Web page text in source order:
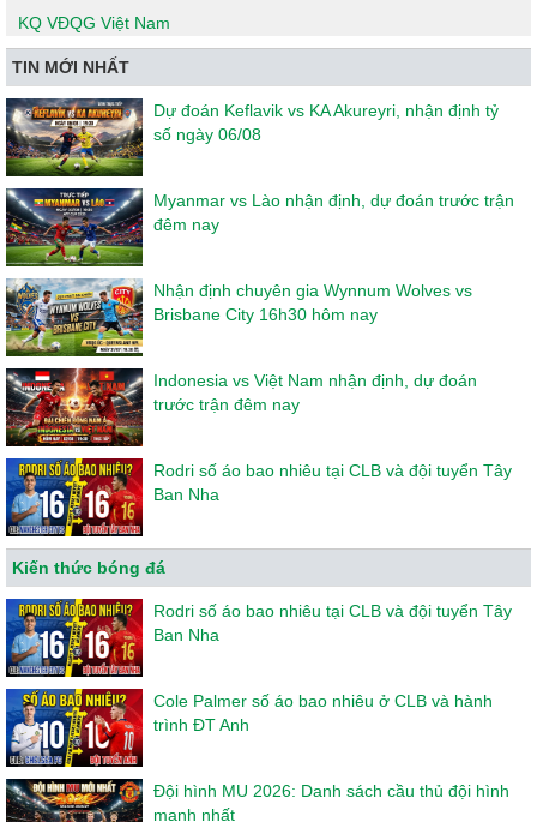
KQ VĐQG Việt Nam
TIN MỚI NHẤT
Dự đoán Keflavik vs KA Akureyri, nhận định tỷ
số ngày 06/08
Myanmar vs Lào nhận định, dự đoán trước trận
đêm nay
Nhận định chuyên gia Wynnum Wolves vs
Brisbane City 16h30 hôm nay
Indonesia vs Việt Nam nhận định, dự đoán
trước trận đêm nay
Rodri số áo bao nhiêu tại CLB và đội tuyển Tây
Ban Nha
Kiến thức bóng đá
Rodri số áo bao nhiêu tại CLB và đội tuyển Tây
Ban Nha
Cole Palmer số áo bao nhiêu ở CLB và hành
trình ĐT Anh
Đội hình MU 2026: Danh sách cầu thủ đội hình
mạnh nhất